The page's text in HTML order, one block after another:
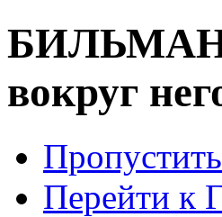
вокруг
Перейти к